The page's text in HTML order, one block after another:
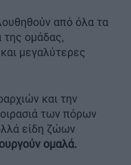
από όλα τα
της ομάδας,
μεγαλύτερες
και την
των πόρων
είδη ζώων
ομαλά.